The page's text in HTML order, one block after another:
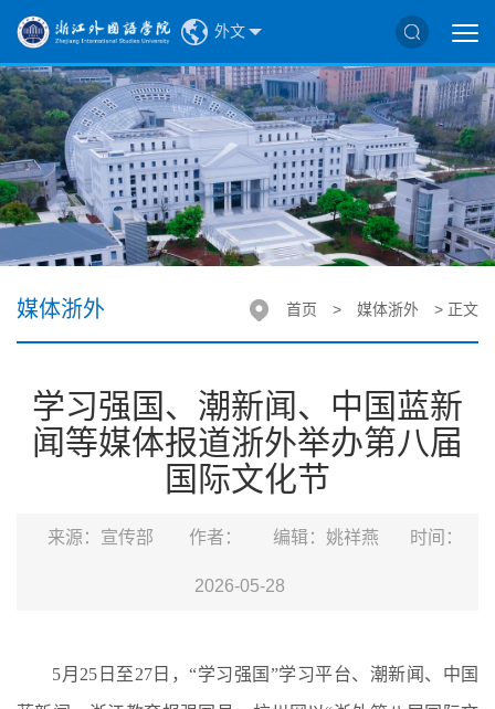
外文
媒体浙外 首页 > 媒体浙外 > 正文
学习强国、潮新闻、中国蓝新
闻等媒体报道浙外举办第八届
国际文化节
来源：宣传部 作者： 编辑：姚祥燕 时间：
2026-05-28
5月25日至27日，“学习强国”学习平台、潮新闻、中国